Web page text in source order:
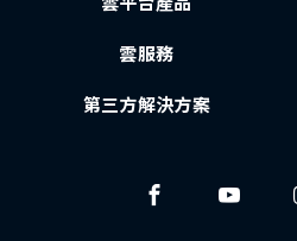
雲服務
第三方解決方案